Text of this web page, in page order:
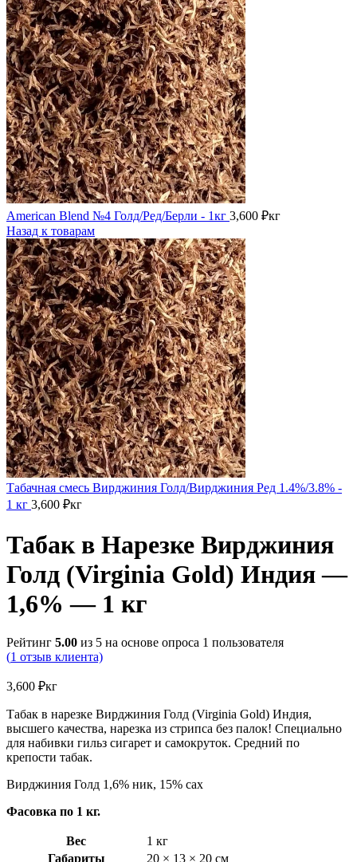
American Blend №4 Голд/Ред/Берли - 1кг 3,600 ₽кг
Назад к товарам
Табачная смесь Вирджиния Голд/Вирджиния Ред 1.4%/3.8% -
1 кг 3,600 ₽кг
Табак в Нарезке Вирджиния
Голд (Virginia Gold) Индия —
1,6% — 1 кг
Рейтинг 5.00 из 5 на основе опроса 1 пользователя
(1 отзыв клиента)
3,600 ₽кг
Табак в нарезке Вирджиния Голд (Virginia Gold) Индия,
высшего качества, нарезка из стрипса без палок! Специально
для набивки гильз сигарет и самокруток. Средний по
крепости табак.
Вирджиния Голд 1,6% ник, 15% сах
Фасовка по 1 кг.
Вес
1 кг
Габариты
20 × 13 × 20 см